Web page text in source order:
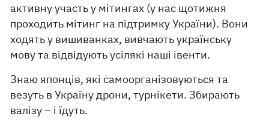
активну участь у мітингах (у нас щотижня
проходить мітинг на підтримку України). Вони
ходять у вишиванках, вивчають українську
мову та відвідують усілякі наші івенти.
Знаю японців, які самоорганізовуються та
везуть в Україну дрони, турнікети. Збирають
валізу – і їдуть.